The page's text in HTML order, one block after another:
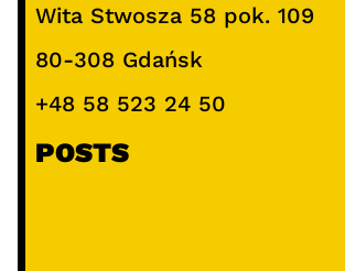
Wita Stwosza 58 pok. 109
80-308 Gdańsk
+48 58 523 24 50
POSTS